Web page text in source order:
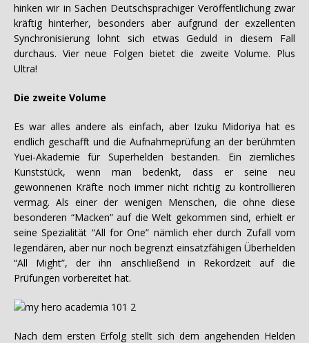
hinken wir in Sachen Deutschsprachiger Veröffentlichung zwar
kräftig hinterher, besonders aber aufgrund der exzellenten
Synchronisierung lohnt sich etwas Geduld in diesem Fall
durchaus. Vier neue Folgen bietet die zweite Volume. Plus
Ultra!
Die zweite Volume
Es war alles andere als einfach, aber Izuku Midoriya hat es
endlich geschafft und die Aufnahmeprüfung an der berühmten
Yuei-Akademie für Superhelden bestanden. Ein ziemliches
Kunststück, wenn man bedenkt, dass er seine neu
gewonnenen Kräfte noch immer nicht richtig zu kontrollieren
vermag. Als einer der wenigen Menschen, die ohne diese
besonderen “Macken” auf die Welt gekommen sind, erhielt er
seine Spezialität “All for One” nämlich eher durch Zufall vom
legendären, aber nur noch begrenzt einsatzfähigen Überhelden
“All Might”, der ihn anschließend in Rekordzeit auf die
Prüfungen vorbereitet hat.
Nach dem ersten Erfolg stellt sich dem angehenden Helden